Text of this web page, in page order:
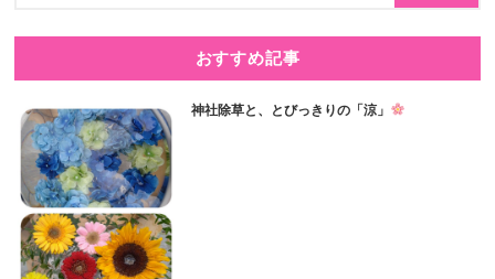
おすすめ記事
神社除草と、とびっきりの「涼」